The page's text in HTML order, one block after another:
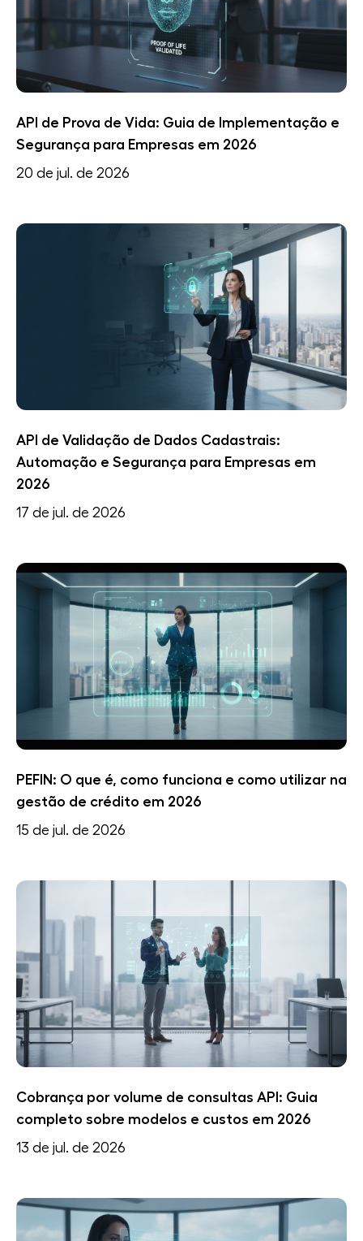
API de Prova de Vida: Guia de Implementação e
Segurança para Empresas em 2026
20 de jul. de 2026
API de Validação de Dados Cadastrais:
Automação e Segurança para Empresas em
2026
17 de jul. de 2026
PEFIN: O que é, como funciona e como utilizar na
gestão de crédito em 2026
15 de jul. de 2026
Cobrança por volume de consultas API: Guia
completo sobre modelos e custos em 2026
13 de jul. de 2026